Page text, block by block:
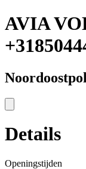
AVIA
Details
Openingstijden